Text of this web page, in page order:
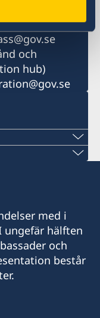
och
hub)
Kuwait.
med i
ungefär hälften
och
består